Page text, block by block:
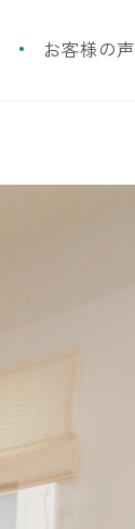
お客様の声